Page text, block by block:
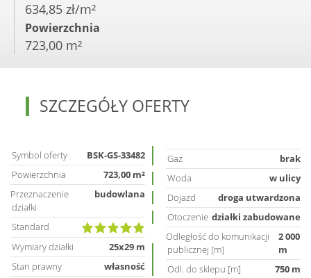
634,85 zł/m²
Powierzchnia
723,00 m²
SZCZEGÓŁY OFERTY
Symbol oferty
BSK-GS-33482
Powierzchnia
723,00 m²
Przeznaczenie
działki
budowlana
Standard
Wymiary działki
25x29 m
Stan prawny
własność
Gaz
brak
Woda
w ulicy
Dojazd
droga utwardzona
Otoczenie działki zabudowane
Odległość do komunikacji
publicznej [m]
2 000
m
Odl. do sklepu [m]
750 m